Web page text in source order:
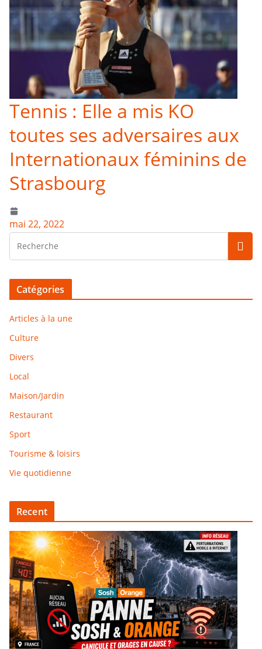
Tennis : Elle a mis KO
toutes ses adversaires aux
Internationaux féminins de
Strasbourg
mai 22, 2022
Catégories
Articles à la une
Culture
Divers
Local
Maison/Jardin
Restaurant
Sport
Tourisme & loisirs
Vie quotidienne
Recent